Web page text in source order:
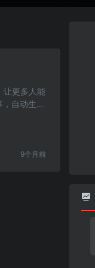
让更多人能
自动生成
9个月前